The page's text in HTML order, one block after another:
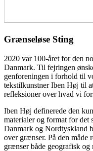
Grænseløse Sting
2020 var 100-året for den
Danmark. Til fejringen
genforeningen i forhold til
tekstilkunstner Iben Høj til
refleksioner over hvad vi
Iben Høj definerede den
materialer og format for det
Danmark og Nordtyskland
over grænser. På den måde
grænser både geografisk